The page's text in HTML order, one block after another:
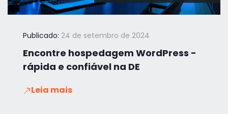
Publicado: 24 de setembro de 2024
Encontre hospedagem WordPress -
rápida e confiável na DE
Leia mais